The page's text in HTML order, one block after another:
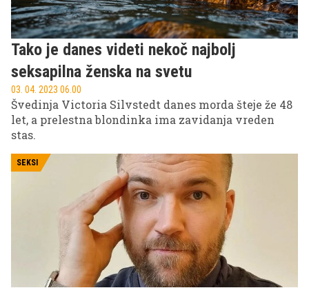
Tako je danes videti nekoč najbolj
seksapilna ženska na svetu
03. 04. 2023 06.00
Švedinja Victoria Silvstedt danes morda šteje že 48
let, a prelestna blondinka ima zavidanja vreden
stas.
SEKSI